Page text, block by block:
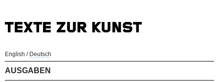
English / Deutsch
AUSGABEN